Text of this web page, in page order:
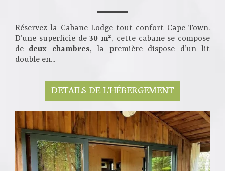
Réservez la Cabane Lodge tout confort Cape Town.
D’une superficie de30 m², cette cabane se compose
de deux chambres, la première dispose d’un lit
double en...
DETAILS DE L'HÉBERGEMENT